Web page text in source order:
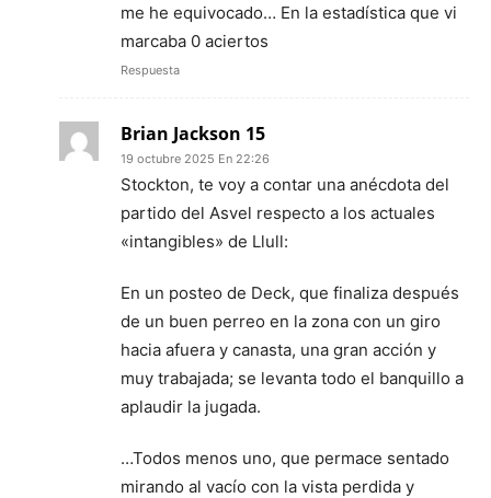
me he equivocado… En la estadística que vi
marcaba 0 aciertos
Respuesta
Brian Jackson 15
19 octubre 2025 En 22:26
Stockton, te voy a contar una anécdota del
partido del Asvel respecto a los actuales
«intangibles» de Llull:
En un posteo de Deck, que finaliza después
de un buen perreo en la zona con un giro
hacia afuera y canasta, una gran acción y
muy trabajada; se levanta todo el banquillo a
aplaudir la jugada.
…Todos menos uno, que permace sentado
mirando al vacío con la vista perdida y